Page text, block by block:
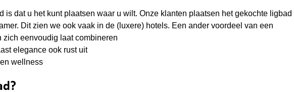
dat u het kunt plaatsen waar u wilt. Onze klanten plaatsen het gekochte ligbad
Dit zien we ook vaak in de (luxere) hotels. Een ander voordeel van een
eenvoudig laat combineren
elegance ook rust uit
wellness